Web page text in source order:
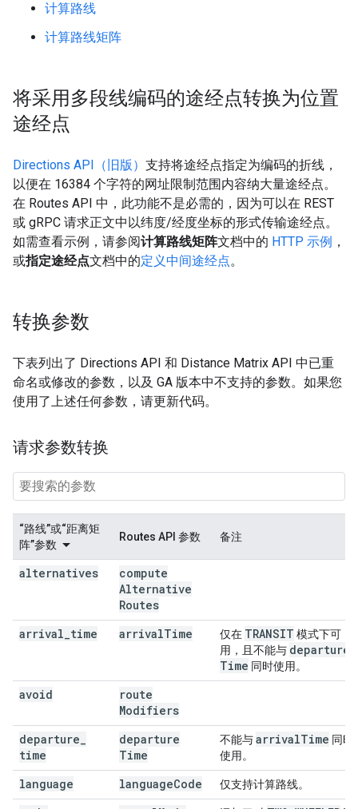
计算路线
计算路线矩阵
将采用多段线编码的途经点转换为位置
途经点
Directions API（旧版） 支持将途经点指定为编码的折线，
以便在 16384 个字符的网址限制范围内容纳大量途经点。
在 Routes API 中，此功能不是必需的，因为可以在 REST
或 gRPC 请求正文中以纬度/经度坐标的形式传输途经点。
如需查看示例，请参阅计算路线矩阵文档中的 HTTP 示例 ，
或指定途经点文档中的定义中间途经点。
转换参数
下表列出了 Directions API 和 Distance Matrix API 中已重
命名或修改的参数，以及 GA 版本中不支持的参数。如果您
使用了上述任何参数，请更新代码。
请求参数转换
“路线”或“距离矩
阵”参数
Routes API 参数 备注
alternatives
compute
Alternative
Routes
arrival time arrivalTime 仅在 TRANSIT 模式下可
用，且不能与 departure
Time 同时使用。
avoid
route
Modifiers
departure
time
departure
Time
不能与arrivalTime 同时
使用。
language languageCode 仅支持计算路线。